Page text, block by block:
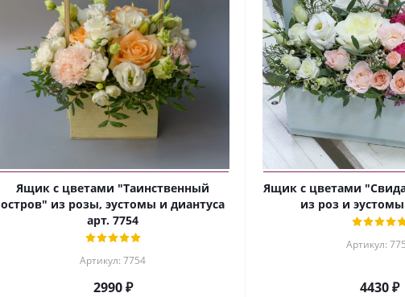
Ящик с цветами "Таинственный
остров" из розы, эустомы и диантуса
арт. 7754
Артикул: 7754
2990 ₽
Ящик с цветами
из роз и эустомы
Артикул:
4430 ₽